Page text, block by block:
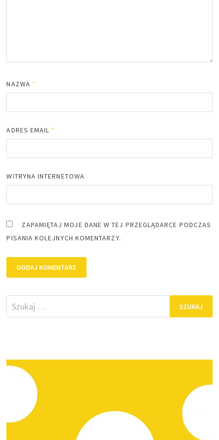
NAZWA *
ADRES EMAIL *
WITRYNA INTERNETOWA
ZAPAMIĘTAJ MOJE DANE W TEJ PRZEGLĄDARCE PODCZAS
PISANIA KOLEJNYCH KOMENTARZY.
Szukaj: